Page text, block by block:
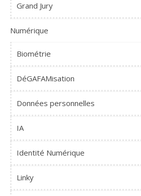
Grand Jury
Numérique
Biométrie
DéGAFAMisation
Données personnelles
IA
Identité Numérique
Linky